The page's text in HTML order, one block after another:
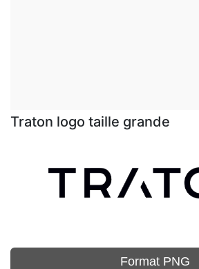
Traton logo taille grande
Format PNG